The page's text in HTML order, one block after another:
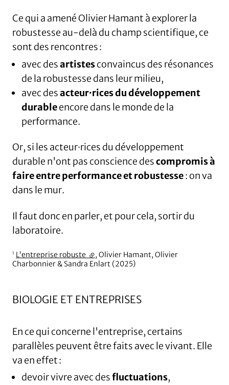
Ce qui a amené Olivier Hamant à explorer la
robustesse au-delà du champ scientifique, ce
sont des rencontres :
avec desartistesconvaincus des résonances
de la robustesse dans leur milieu,
avec desacteur·rices du développement
durableencore dans le monde de la
performance.
Or, si les acteur·rices du développement
durable n'ont pas conscience descompromis à
faire entre performance et robustesse: on va
dans le mur.
Il faut donc en parler, et pour cela, sortir du
laboratoire.
1 L'entreprise robuste (lien externe)
, Olivier Hamant, Olivier
Charbonnier & Sandra Enlart (2025)
BIOLOGIE ET ENTREPRISES
En ce qui concerne l'entreprise, certains
parallèles peuvent être faits avec le vivant. Elle
va en effet :
devoir vivre avec desfluctuations,